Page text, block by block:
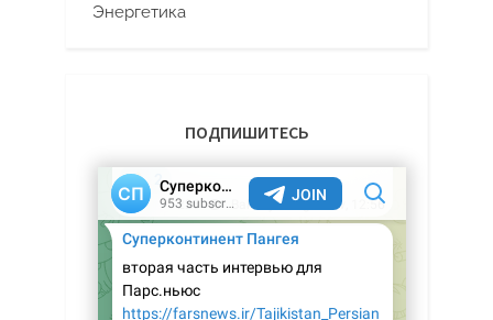
Энергетика
ПОДПИШИТЕСЬ